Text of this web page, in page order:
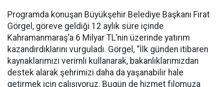
Programda konuşan Büyükşehir Belediye Başkanı Fırat
Görgel, göreve geldiği 12 aylık süre içinde
Kahramanmaraş’a 6 Milyar TL’nin üzerinde yatırım
kazandırdıklarını vurguladı. Görgel, “İlk günden itibaren
kaynaklarımızı verimli kullanarak, bakanlıklarımızdan
destek alarak şehrimizi daha da yaşanabilir hale
getirmek için çalışıyoruz. Bugün de hizmet filomuza